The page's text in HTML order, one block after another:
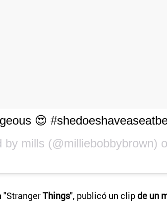
😍
by mills (@milliebobbybrown)
Things", publicó un clipde un